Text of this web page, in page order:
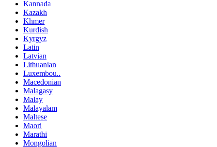
Kannada
Kazakh
Khmer
Kurdish
Kyrgyz
Latin
Latvian
Lithuanian
Luxembou..
Macedonian
Malagasy
Malay
Malayalam
Maltese
Maori
Marathi
Mongolian